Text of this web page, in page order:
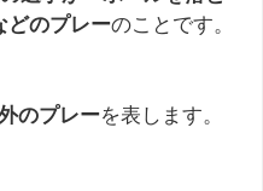
どのプレーのことです。
のプレーを表します。